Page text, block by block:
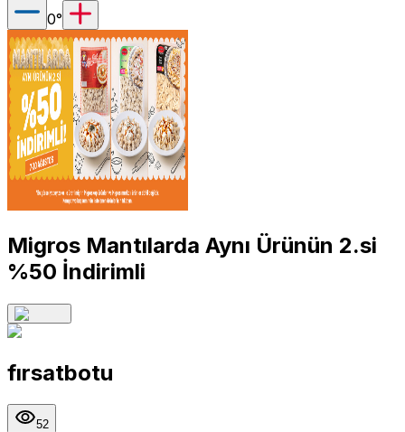
0°
Migros Mantılarda Aynı Ürünün 2.si
%50 İndirimli
fırsatbotu
52